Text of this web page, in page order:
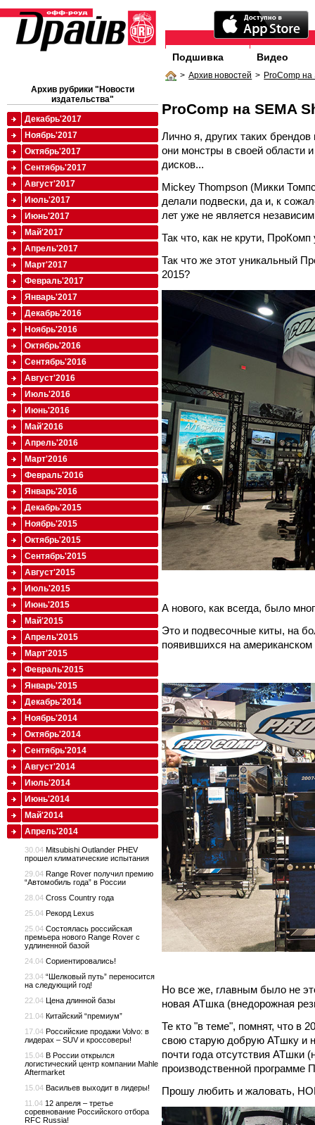
Подшивка Видео
> Архив новостей > ProComp на
ProComp на SEMA
Лично я, других таких
они монстры в своей области
дисков...
Mickey Thompson (Микки
делали подвески, да и, к
лет уже не является
Так что, как не крути, ПроКомп
Так что же этот уникальный
2015?
А нового, как всегда, было
Это и подвесочные киты, на
появившихся на американском
Но все же, главным было не
новая АТшка (внедорожная
Те кто "в теме", помнят, что в
свою старую добрую АТшку и
почти года отсутствия АТшки
производственной программе
Прошу любить и жаловать,
Архив рубрики "Новости
издательства"
Декабрь'2017
Ноябрь'2017
Октябрь'2017
Сентябрь'2017
Август'2017
Июль'2017
Июнь'2017
Май'2017
Апрель'2017
Март'2017
Февраль'2017
Январь'2017
Декабрь'2016
Ноябрь'2016
Октябрь'2016
Сентябрь'2016
Август'2016
Июль'2016
Июнь'2016
Май'2016
Апрель'2016
Март'2016
Февраль'2016
Январь'2016
Декабрь'2015
Ноябрь'2015
Октябрь'2015
Сентябрь'2015
Август'2015
Июль'2015
Июнь'2015
Май'2015
Апрель'2015
Март'2015
Февраль'2015
Январь'2015
Декабрь'2014
Ноябрь'2014
Октябрь'2014
Сентябрь'2014
Август'2014
Июль'2014
Июнь'2014
Май'2014
Апрель'2014
30.04 Mitsubishi Outlander PHEV
прошел климатические испытания
29.04 Range Rover получил премию
“Автомобиль года” в России
28.04 Cross Country года
25.04 Рекорд Lexus
25.04 Состоялась российская
премьера нового Range Rover с
удлиненной базой
24.04 Сориентировались!
23.04 “Шелковый путь” переносится
на следующий год!
22.04 Цена длинной базы
21.04 Китайский “премиум”
17.04 Российские продажи Volvo: в
лидерах – SUV и кроссоверы!
15.04 В России открылся
логистический центр компании Mahle
Aftermarket
15.04 Васильев выходит в лидеры!
11.04 12 апреля – третье
соревнование Российского отбора
RFC Russia!